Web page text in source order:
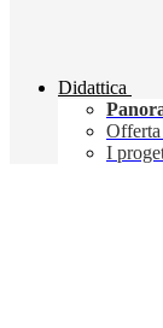
Didattica
I